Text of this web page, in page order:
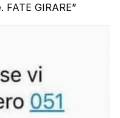
FATE GIRARE”